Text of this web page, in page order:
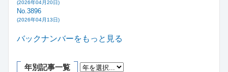
(2026年04月20日)
No.3896
(2026年04月13日)
バックナンバーをもっと見る
年別記事一覧